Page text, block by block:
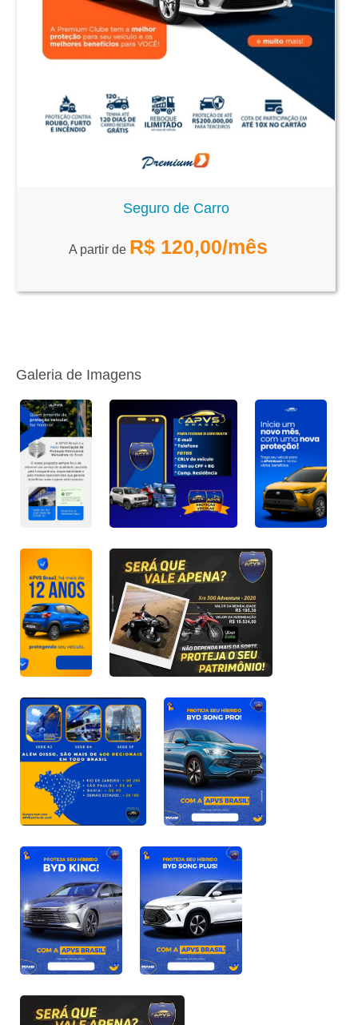
Seguro de Carro
A partir de R$ 120,00/mês
Galeria de Imagens